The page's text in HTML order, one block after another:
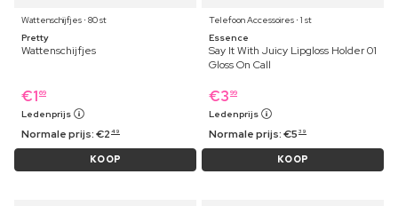
Wattenschijfjes ⋅ 80 st
Pretty
Wattenschijfjes
€1 69
Ledenprijs
Normale prijs:€2 49
KOOP
Telefoon Accessoires ⋅ 1 st
Essence
Say It With Juicy Lipgloss Holder 01
Gloss On Call
€3 99
Ledenprijs
Normale prijs:€5 39
KOOP